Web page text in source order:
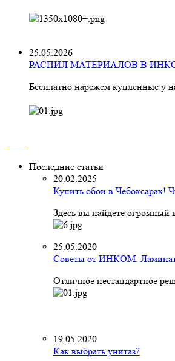
25.05.2026
РАСПИЛ МАТЕРИАЛОВ В
Бесплатно нарежем купленные у
Последние статьи
20.02.2025
Купить обои в Чебоксарах!
Здесь вы найдете
25.05.2020
Советы от ИНКОМ. Ламинат
Отличное нестандартное
19.05.2020
Как выбрать унитаз?